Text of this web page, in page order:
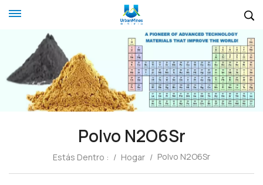
Polvo N2O6Sr
Estás Dentro : / Hogar / Polvo N2O6Sr